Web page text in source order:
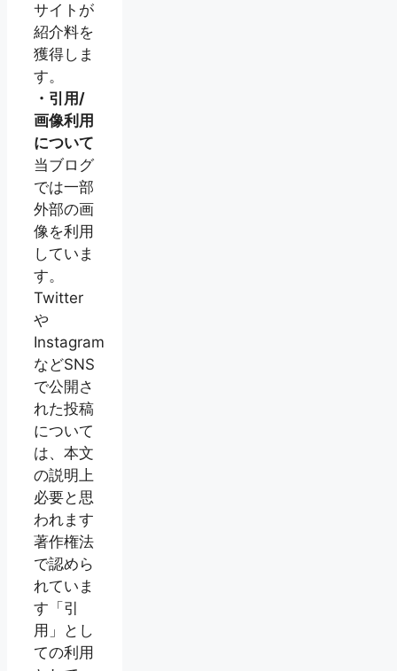
サイトが
紹介料を
獲得しま
す。
・引用/
画像利用
について
当ブログ
では一部
外部の画
像を利用
していま
す。
Twitter
や
Instagram
などSNS
で公開さ
れた投稿
について
は、本文
の説明上
必要と思
われます
著作権法
で認めら
れていま
す「引
用」とし
ての利用